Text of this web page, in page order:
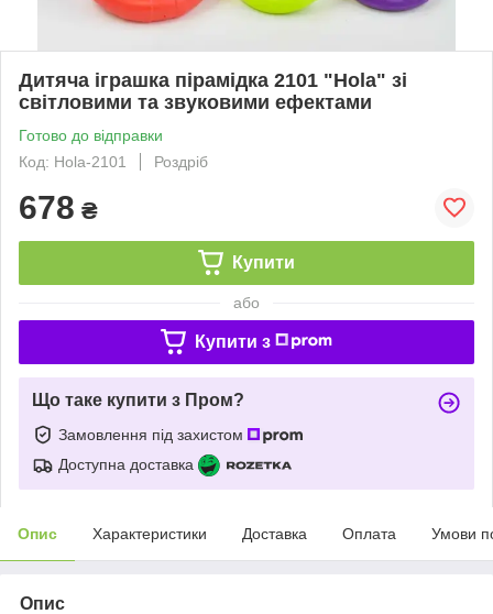
Дитяча іграшка пірамідка 2101 "Hola" зі
світловими та звуковими ефектами
Готово до відправки
Код: Hola-2101
Роздріб
678 ₴
Купити
або
Купити з
Що таке купити з Пром?
Замовлення під захистом
Доступна доставка
Опис Характеристики Доставка Оплата Умови
Опис